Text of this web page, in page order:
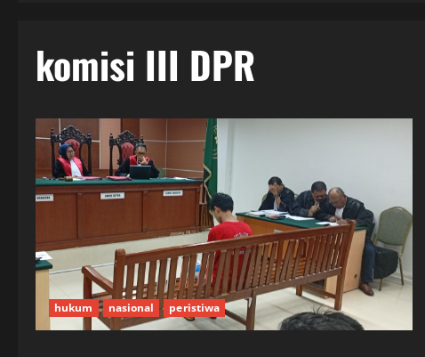
komisi III DPR
hukum nasional peristiwa